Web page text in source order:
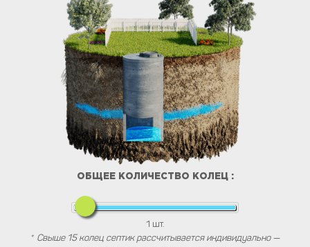
ОБЩЕЕ КОЛИЧЕСТВО КОЛЕЦ :
1 шт.
* Свыше 15 колец септик рассчитывается индивидуально —